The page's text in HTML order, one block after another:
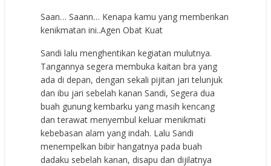
Saan… Saann… Kenapa kamu yang memberikan
kenikmatan ini..Agen Obat Kuat
Sandi lalu menghentikan kegiatan mulutnya.
Tangannya segera membuka kaitan bra yang
ada di depan, dengan sekali pijitan jari telunjuk
dan ibu jari sebelah kanan Sandi, Segera dua
buah gunung kembarku yang masih kencang
dan terawat menyembul keluar menikmati
kebebasan alam yang indah. Lalu Sandi
menempelkan bibir hangatnya pada buah
dadaku sebelah kanan, disapu dan dijilatnya